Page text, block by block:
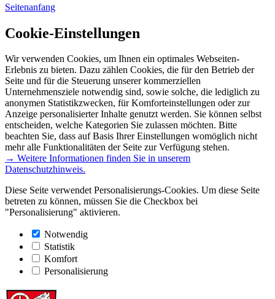
Seitenanfang
Cookie-Einstellungen
Wir verwenden Cookies, um Ihnen ein optimales Webseiten-
Erlebnis zu bieten. Dazu zählen Cookies, die für den Betrieb der
Seite und für die Steuerung unserer kommerziellen
Unternehmensziele notwendig sind, sowie solche, die lediglich zu
anonymen Statistikzwecken, für Komforteinstellungen oder zur
Anzeige personalisierter Inhalte genutzt werden. Sie können selbst
entscheiden, welche Kategorien Sie zulassen möchten. Bitte
beachten Sie, dass auf Basis Ihrer Einstellungen womöglich nicht
mehr alle Funktionalitäten der Seite zur Verfügung stehen.
→ Weitere Informationen finden Sie in unserem
Datenschutzhinweis.
Diese Seite verwendet Personalisierungs-Cookies. Um diese Seite
betreten zu können, müssen Sie die Checkbox bei
"Personalisierung" aktivieren.
Notwendig
Statistik
Komfort
Personalisierung